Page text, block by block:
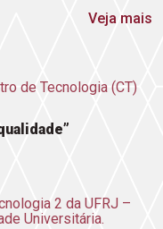
Veja mais
de Tecnologia (CT)
2 da UFRJ –
Universitária.